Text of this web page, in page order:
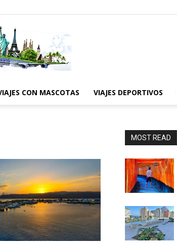
World
Thru
CON MASCOTAS VIAJES DEPORTIVOS
MOST READ